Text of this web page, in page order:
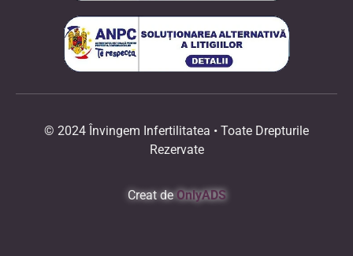
© 2024 Învingem Infertilitatea • Toate Drepturile
Rezervate
Creat deOnlyADS